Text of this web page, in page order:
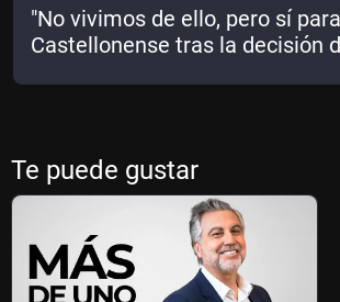
"No vivimos de ello, pero sí
Castellonense tras la decisión
Te puede gustar